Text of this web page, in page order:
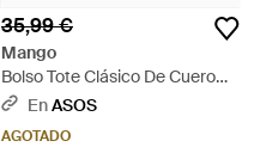
35,99 €
Mango
Bolso Tote Clásico De Cuero
Sintético De - Negro
EnASOS
AGOTADO